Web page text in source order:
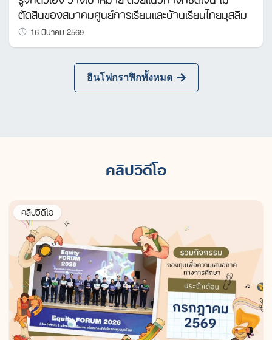
ตัดสินของสมาคมศูนย์การเรียนและบ้านเรียนไทยมุสลิม
16 มีนาคม 2569
อินโฟกราฟิกทั้งหมด
คลิปวิดีโอ
คลิปวิดีโอ